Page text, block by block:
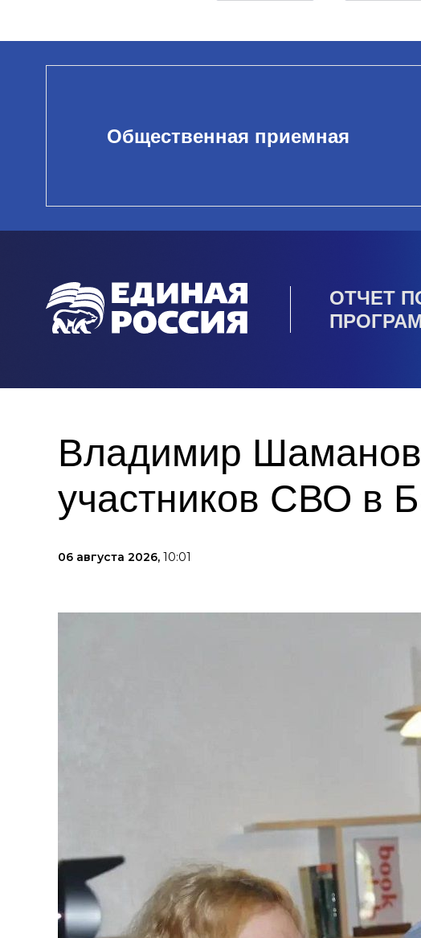
Общественная приемная
ОТЧЕТ
Владимир Шаманов
участников СВО в
06 августа 2026, 10:01